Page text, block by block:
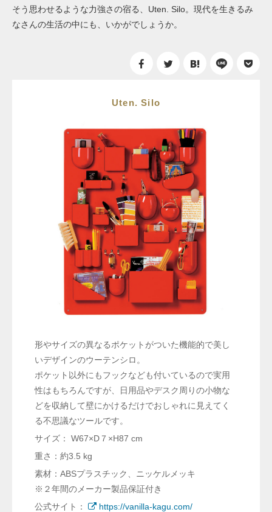
そう思わせるような力強さの宿る、Uten. Silo。現代を生きるみ
なさんの生活の中にも、いかがでしょうか。
Uten. Silo
形やサイズの異なるポケットがついた機能的で美し
いデザインのウーテンシロ。
ポケット以外にもフックなども付いているので実用
性はもちろんですが、日用品やデスク周りの小物な
どを収納して壁にかけるだけでおしゃれに見えてく
る不思議なツールです。
サイズ： W67×D７×H87 cm
重さ：約3.5 kg
素材：ABSプラスチック、ニッケルメッキ
※２年間のメーカー製品保証付き
公式サイト：
https://vanilla-kagu.com/